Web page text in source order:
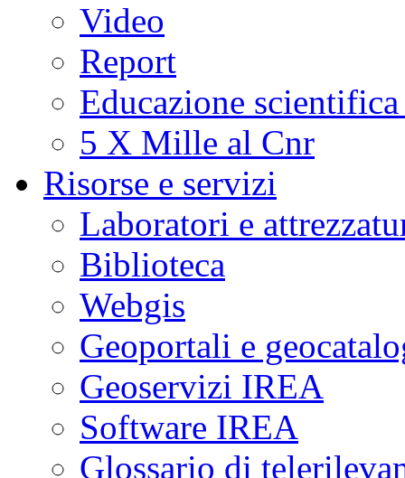
Video
Report
Educazione
5 X Mille al Cnr
Risorse e servizi
Laboratori e
Biblioteca
Webgis
Geoportali e
Geoservizi IREA
Software IREA
Glossario di